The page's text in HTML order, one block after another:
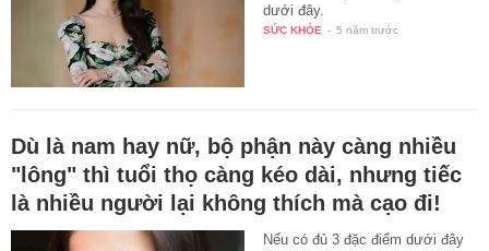
dưới đây.
SỨC KHỎE - 5 năm trước
Dù là nam hay nữ, bộ phận này càng nhiều
"lông" thì tuổi thọ càng kéo dài, nhưng tiếc
là nhiều người lại không thích mà cạo đi!
Nếu có đủ 3 đặc điểm dưới đây